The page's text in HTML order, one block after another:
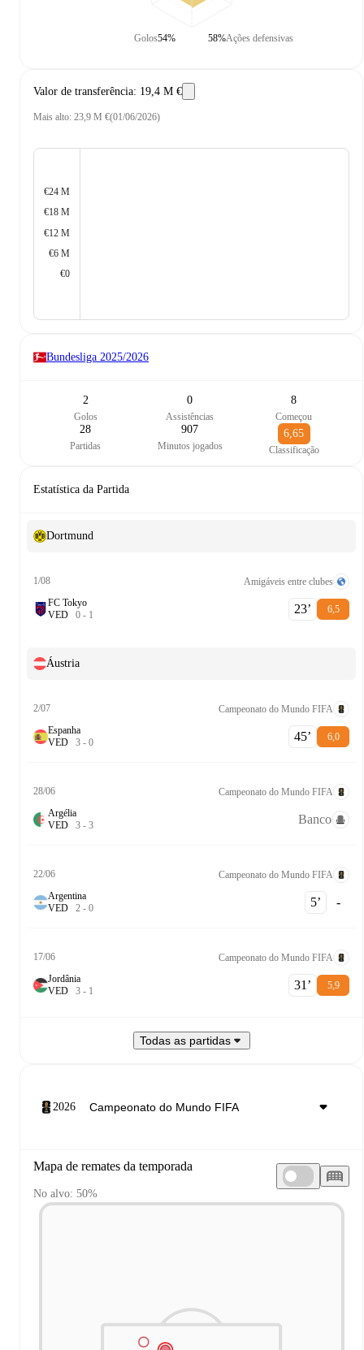
Golos54% Ações defensivas
58%
Valor de transferência: 19,4 M €
Mais alto: 23,9 M €(01/06/2026)
€24 M
€18 M
€12 M
€6 M
€0
Bundesliga 2025/2026
2
Golos
0
Assistências
8
Começou
28
Partidas
907
Minutos jogados
6,65
Classificação
Estatística da Partida
Dortmund
1/08
Amigáveis entre clubes
FC Tokyo
VED 0 - 1 23‎’‎ 6,5
Áustria
2/07
Campeonato do Mundo FIFA
Espanha
VED 3 - 0 45‎’‎ 6,0
28/06
Campeonato do Mundo FIFA
Argélia
VED 3 - 3 Banco
22/06
Campeonato do Mundo FIFA
Argentina
VED 2 - 0 5‎’‎ -
17/06
Campeonato do Mundo FIFA
Jordânia
VED 3 - 1 31‎’‎ 5,9
Todas as partidas
2026
Mapa de remates da temporada
No alvo: 50%